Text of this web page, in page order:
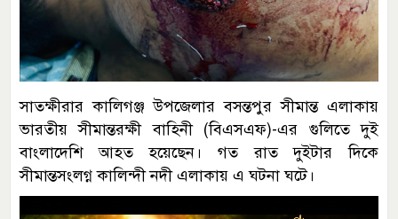
সাতক্ষীরার কালিগঞ্জ উপজেলার বসন্তপুর সীমান্ত এলাকায়
ভারতীয় সীমান্তরক্ষী বাহিনী (বিএসএফ)-এর গুলিতে দুই
বাংলাদেশি আহত হয়েছেন। গত রাত দুইটার দিকে
সীমান্তসংলগ্ন কালিন্দী নদী এলাকায় এ ঘটনা ঘটে।